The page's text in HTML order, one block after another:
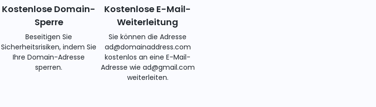
Kostenlose Domain-
Sperre
Beseitigen Sie
Sicherheitsrisiken, indem Sie
Ihre Domain-Adresse
sperren.
Kostenlose E-Mail-
Weiterleitung
Sie können die Adresse
ad@domainaddress.com
kostenlos an eine E-Mail-
Adresse wie ad@gmail.com
weiterleiten.